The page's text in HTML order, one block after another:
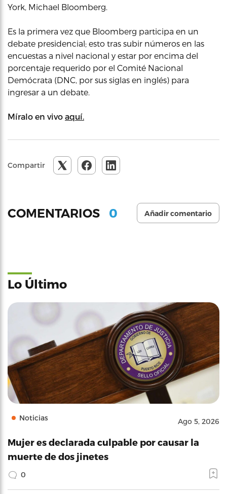
York, Michael Bloomberg.
Es la primera vez que Bloomberg participa en un
debate presidencial; esto tras subir números en las
encuestas a nivel nacional y estar por encima del
porcentaje requerido por el Comité Nacional
Demócrata (DNC, por sus siglas en inglés) para
ingresar a un debate.
Míralo en vivo aquí.
Compartir
COMENTARIOS 0 Añadir comentario
Lo Último
Noticias Ago 5, 2026
Mujer es declarada culpable por causar la
muerte de dos jinetes
0